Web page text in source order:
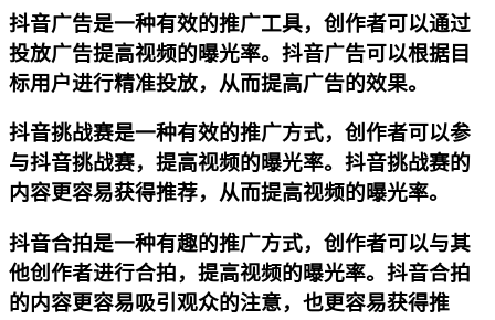
抖音广告是一种有效的推广工具，创作者可以通过
投放广告提高视频的曝光率。抖音广告可以根据目
标用户进行精准投放，从而提高广告的效果。
抖音挑战赛是一种有效的推广方式，创作者可以参
与抖音挑战赛，提高视频的曝光率。抖音挑战赛的
内容更容易获得推荐，从而提高视频的曝光率。
抖音合拍是一种有趣的推广方式，创作者可以与其
他创作者进行合拍，提高视频的曝光率。抖音合拍
的内容更容易吸引观众的注意，也更容易获得推